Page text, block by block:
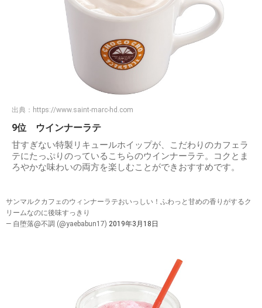
出典： https://www.saint-marc-hd.com
9位 ウインナーラテ
甘すぎない特製リキュールホイップが、こだわりのカフェラ
テにたっぷりのっているこちらのウインナーラテ。コクとま
ろやかな味わいの両方を楽しむことができおすすめです。
サンマルクカフェのウィンナーラテおいっしい！ふわっと甘めの香りがするク
リームなのに後味すっきり
— 自堕落@不調 (@yaebabun17) 2019年3月18日